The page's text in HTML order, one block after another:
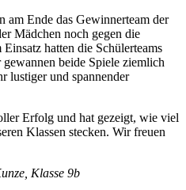
am Ende das Gewinnerteam der
Mädchen noch gegen die
hatten die Schülerteams
beide Spiele ziemlich
lustiger und spannender
Erfolg und hat gezeigt, wie viel
Klassen stecken. Wir freuen
Klasse 9b